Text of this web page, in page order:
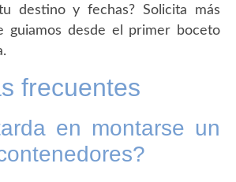
destino y fechas? Solicita más
guiamos desde el primer boceto
frecuentes
en montarse un